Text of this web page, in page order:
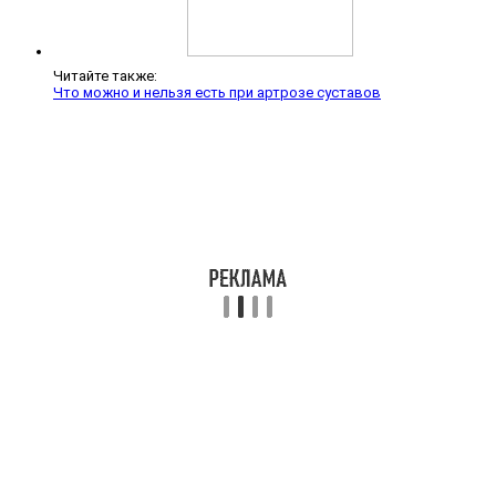
Читайте также:
Что можно и нельзя есть при артрозе суставов